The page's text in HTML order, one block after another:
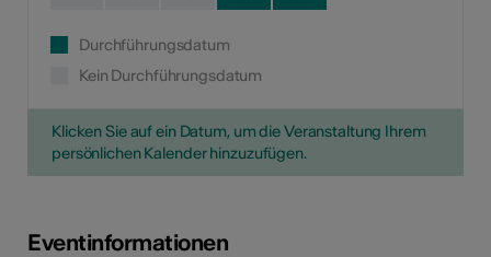
Durchführungsdatum
Kein Durchführungsdatum
Klicken Sie auf ein Datum, um die Veranstaltung Ihrem
persönlichen Kalender hinzuzufügen.
Eventinformationen